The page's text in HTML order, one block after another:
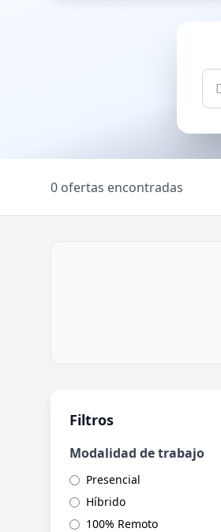
0 ofertas encontradas
Filtros
Modalidad de trabajo
Presencial
Híbrido
100% Remoto